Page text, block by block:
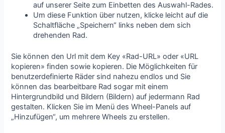
auf unserer Seite zum Einbetten des Auswahl-Rades.
Um diese Funktion über nutzen, klicke leicht auf die
Schaltfläche „Speichern“ links neben dem sich
drehenden Rad.
Sie können den Url mit dem Key «Rad-URL» oder «URL
kopieren» finden sowie kopieren. Die Möglichkeiten für
benutzerdefinierte Räder sind nahezu endlos und Sie
können das bearbeitbare Rad sogar mit einem
Hintergrundbild und Bildern (Bildern) auf jedermann Rad
gestalten. Klicken Sie im Menü des Wheel-Panels auf
„Hinzufügen“, um mehrere Wheels zu erstellen.